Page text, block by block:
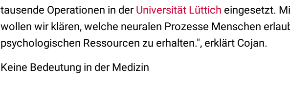
tausende Operationen in der Universität Lüttich eingesetzt.
wollen wir klären, welche neuralen Prozesse Menschen
psychologischen Ressourcen zu erhalten.", erklärt Cojan.
Keine Bedeutung in der Medizin